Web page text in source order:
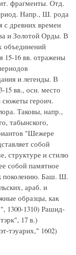
фрагменты. Отд.
Напр., Ш. рода
с древних времен
и Золотой Орды. В
объединений
16 вв. отражены
и легенды. В
вв., осн. место
сюжеты героич.
Таковы, напр.,
табынского,
"Шежере
собой
структуре и стилю
собой памятное
поколению. Баш. Ш.
араб. и
образцы, как
1300-1310) Рашид-
17 в.)
тэуарих," 1602)